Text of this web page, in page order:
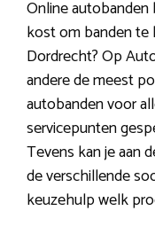
Online
kost om banden te
Dordrecht? Op
andere de meest
autobanden voor
servicepunten
Tevens kan je aan
de verschillende
keuzehulp welk